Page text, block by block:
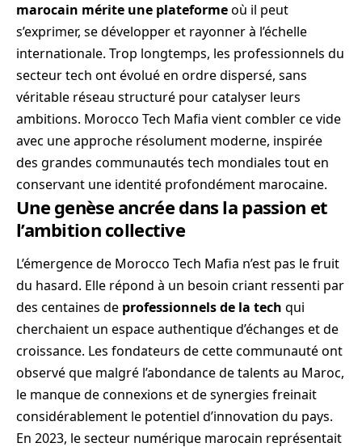
marocain mérite une plateformeoù il peut
s’exprimer, se développer et rayonner à l’échelle
internationale. Trop longtemps, les professionnels du
secteur tech ont évolué en ordre dispersé, sans
véritable réseau structuré pour catalyser leurs
ambitions. Morocco Tech Mafia vient combler ce vide
avec une approche résolument moderne, inspirée
des grandes communautés tech mondiales tout en
conservant une identité profondément marocaine.
Une genèse ancrée dans la passion et
l’ambition collective
L’émergence de Morocco Tech Mafia n’est pas le fruit
du hasard. Elle répond à un besoin criant ressenti par
des centaines de professionnels de la tech qui
cherchaient un espace authentique d’échanges et de
croissance. Les fondateurs de cette communauté ont
observé que malgré l’abondance de talents au Maroc,
le manque de connexions et de synergies freinait
considérablement le potentiel d’innovation du pays.
En 2023, le secteur numérique marocain représentait